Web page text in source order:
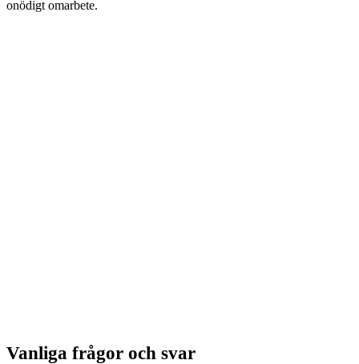
onödigt omarbete.
Vanliga frågor och svar